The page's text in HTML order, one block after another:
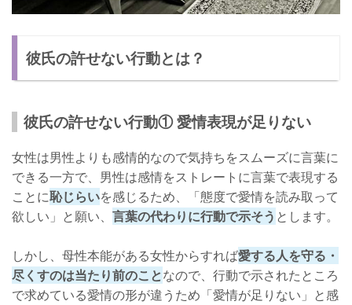
彼氏の許せない行動とは？
彼氏の許せない行動① 愛情表現が足りない
女性は男性よりも感情的なので気持ちをスムーズに言葉に
できる一方で、男性は感情をストレートに言葉で表現する
ことに恥じらいを感じるため、「態度で愛情を読み取って
欲しい」と願い、 言葉の代わりに行動で示そう とします。
しかし、母性本能がある女性からすれば愛する人を守る・
尽くすのは当たり前のことなので、行動で示されたところ
で求めている愛情の形が違うため「愛情が足りない」と感